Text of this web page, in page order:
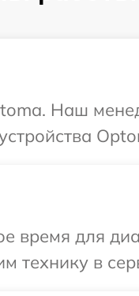
Наш
для
технику в